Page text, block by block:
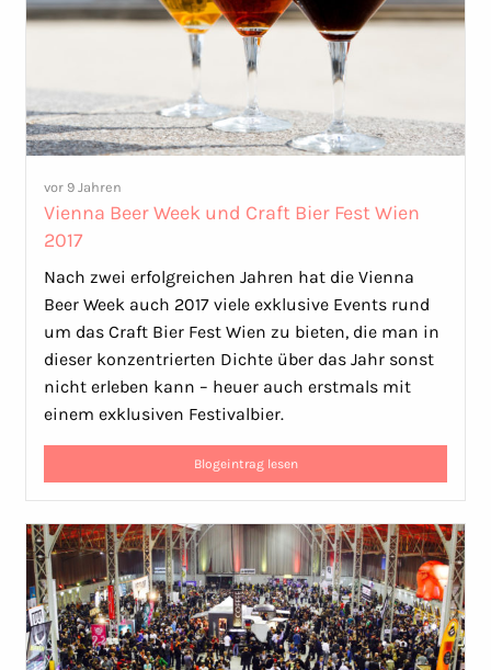
vor 9 Jahren
Vienna Beer Week und Craft Bier Fest Wien
2017
Nach zwei erfolgreichen Jahren hat die Vienna
Beer Week auch 2017 viele exklusive Events rund
um das Craft Bier Fest Wien zu bieten, die man in
dieser konzentrierten Dichte über das Jahr sonst
nicht erleben kann – heuer auch erstmals mit
einem exklusiven Festivalbier.
Blogeintrag lesen